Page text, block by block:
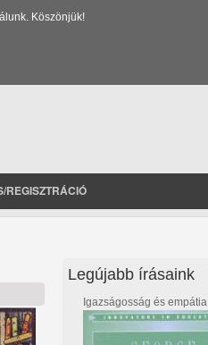
Köszönjük!
REGISZTRÁCIÓ
Legújabb írásaink
Igazságosság és empátia